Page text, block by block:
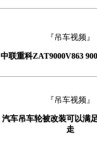
『吊车视频』
中联重科ZAT9000V863
『吊车视频』
汽车吊车轮被改装可以满
走